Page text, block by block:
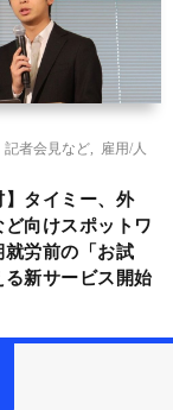
記者会見など
雇用/人
】タイミー、外
向けスポットワ
就労前の「お試
る新サービス開始